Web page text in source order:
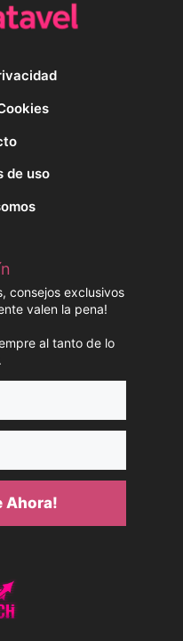
de uso
consejos exclusivos
valen la pena!
al tanto de lo
Ahora!